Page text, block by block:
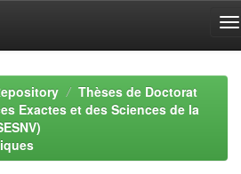
Thèses de Doctorat
Exactes et des Sciences de la